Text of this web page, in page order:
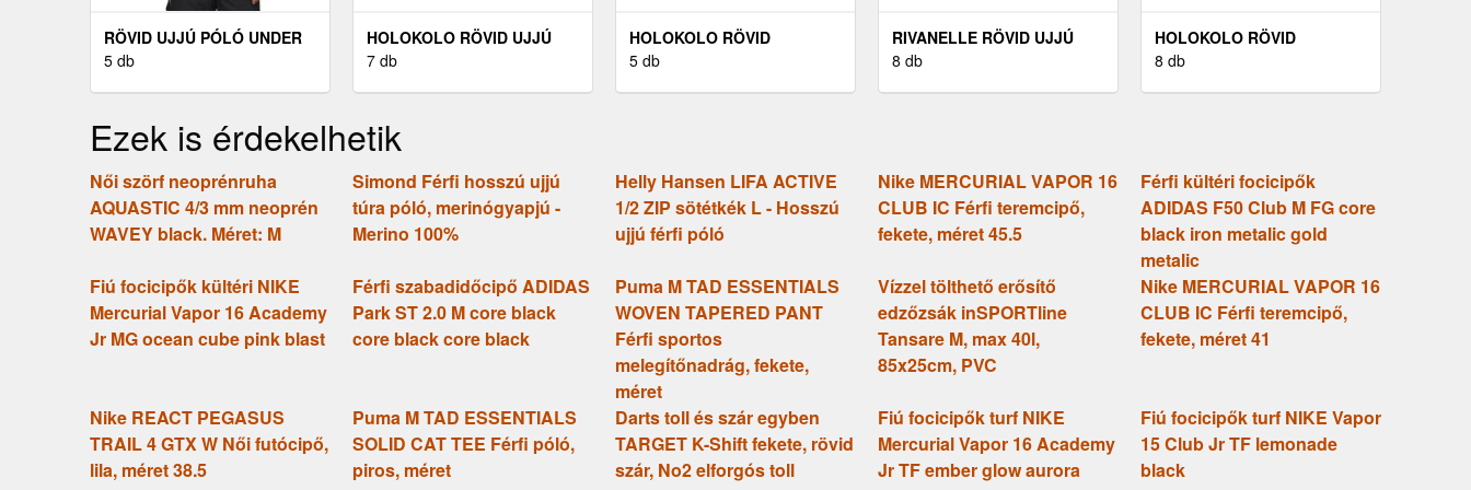
RÖVID UJJÚ PÓLÓ UNDER
ARMOUR UNDER ARMOUR
5 db
HOLOKOLO RÖVID UJJÚ
KERÉKPÁROS MEZ -
7 db
HOLOKOLO RÖVID
KERÉKPÁROS MEZ
5 db
RIVANELLE RÖVID UJJÚ
KERÉKPÁROS MEZ - BIKE´S
8 db
HOLOKOLO RÖVID
KERÉKPÁROS MEZ
8 db
Ezek is érdekelhetik
Női szörf neoprénruha
AQUASTIC 4/3 mm neoprén
WAVEY black. Méret: M
Simond Férfi hosszú ujjú
túra póló, merinógyapjú -
Merino 100%
Helly Hansen LIFA ACTIVE
1/2 ZIP sötétkék L - Hosszú
ujjú férfi póló
Nike MERCURIAL VAPOR 16
CLUB IC Férfi teremcipő,
fekete, méret 45.5
Férfi kültéri focicipők
ADIDAS F50 Club M FG core
black iron metalic gold
metalic
Fiú focicipők kültéri NIKE
Mercurial Vapor 16 Academy
Jr MG ocean cube pink blast
Férfi szabadidőcipő ADIDAS
Park ST 2.0 M core black
core black core black
Puma M TAD ESSENTIALS
WOVEN TAPERED PANT
Férfi sportos
melegítőnadrág, fekete,
méret
Vízzel tölthető erősítő
edzőzsák inSPORTline
Tansare M, max 40l,
85x25cm, PVC
Nike MERCURIAL VAPOR 16
CLUB IC Férfi teremcipő,
fekete, méret 41
Nike REACT PEGASUS
TRAIL 4 GTX W Női futócipő,
lila, méret 38.5
Puma M TAD ESSENTIALS
SOLID CAT TEE Férfi póló,
piros, méret
Darts toll és szár egyben
TARGET K-Shift fekete, rövid
szár, No2 elforgós toll
Fiú focicipők turf NIKE
Mercurial Vapor 16 Academy
Jr TF ember glow aurora
Fiú focicipők turf NIKE Vapor
15 Club Jr TF lemonade
black